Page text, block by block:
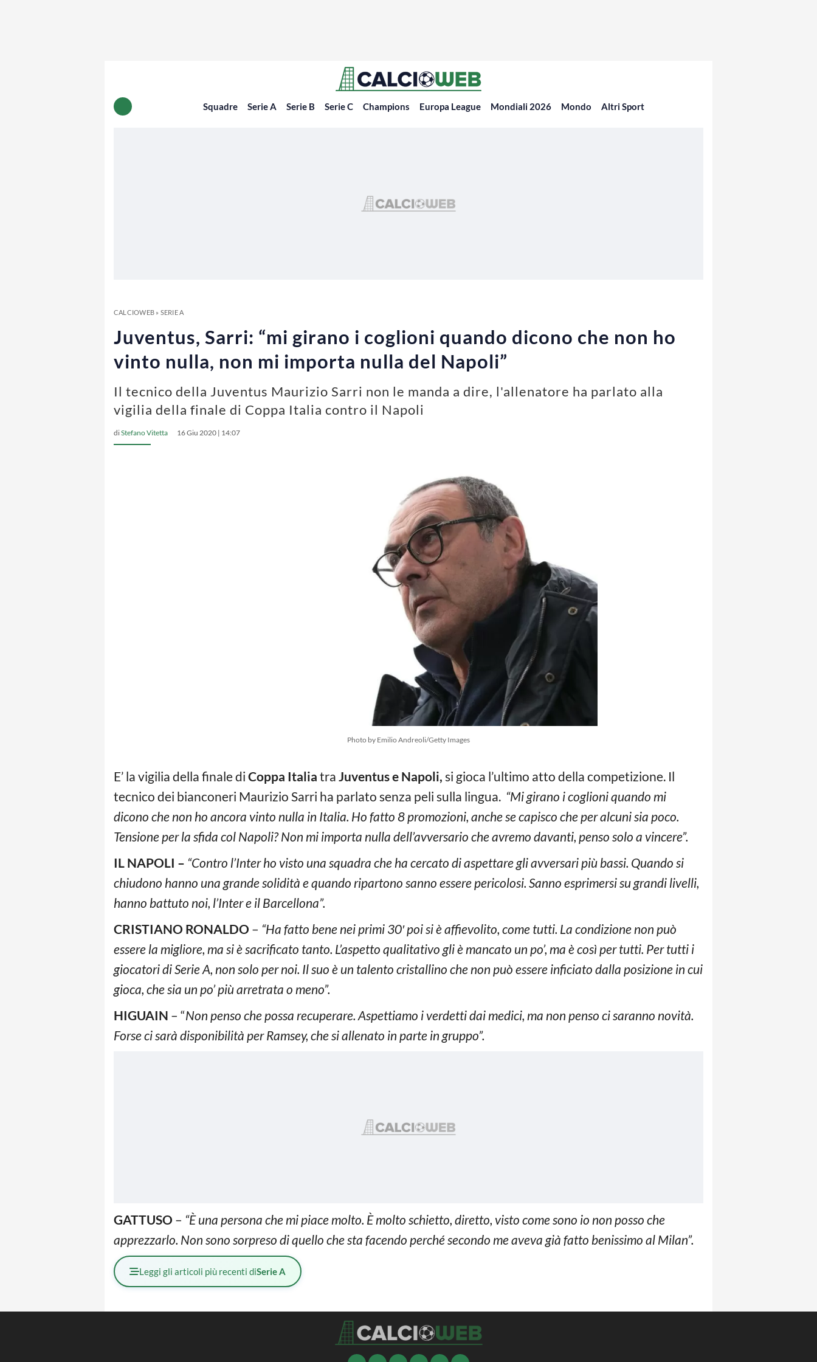
Squadre Serie A Serie B Serie C Champions Europa League Mondiali 2026 Mondo Altri Sport
CALCIOWEB» SERIE A
Juventus, Sarri: “mi girano i coglioni quando dicono che non ho
vinto nulla, non mi importa nulla del Napoli”
Il tecnico della Juventus Maurizio Sarri non le manda a dire, l'allenatore ha parlato alla
vigilia della finale di Coppa Italia contro il Napoli
diStefano Vitetta 16 Giu 2020 | 14:07
Photo by Emilio Andreoli/Getty Images
E’ la vigilia della finale di Coppa Italia tra Juventus e Napoli, si gioca l’ultimo atto della competizione. Il
tecnico dei bianconeri Maurizio Sarri ha parlato senza peli sulla lingua. “Mi girano i coglioni quando mi
dicono che non ho ancora vinto nulla in Italia. Ho fatto 8 promozioni, anche se capisco che per alcuni sia poco.
Tensione per la sfida col Napoli? Non mi importa nulla dell’avversario che avremo davanti, penso solo a vincere”.
IL NAPOLI – “Contro l’Inter ho visto una squadra che ha cercato di aspettare gli avversari più bassi. Quando si
chiudono hanno una grande solidità e quando ripartono sanno essere pericolosi. Sanno esprimersi su grandi livelli,
hanno battuto noi, l’Inter e il Barcellona”.
CRISTIANO RONALDO – “Ha fatto bene nei primi 30′ poi si è affievolito, come tutti. La condizione non può
essere la migliore, ma si è sacrificato tanto. L’aspetto qualitativo gli è mancato un po’, ma è così per tutti. Per tutti i
giocatori di Serie A, non solo per noi. Il suo è un talento cristallino che non può essere inficiato dalla posizione in cui
gioca, che sia un po’ più arretrata o meno”.
HIGUAIN – “Non penso che possa recuperare. Aspettiamo i verdetti dai medici, ma non penso ci saranno novità.
Forse ci sarà disponibilità per Ramsey, che si allenato in parte in gruppo”.
GATTUSO – “È una persona che mi piace molto. È molto schietto, diretto, visto come sono io non posso che
apprezzarlo. Non sono sorpreso di quello che sta facendo perché secondo me aveva già fatto benissimo al Milan”.
Leggi gli articoli più recenti diSerie A